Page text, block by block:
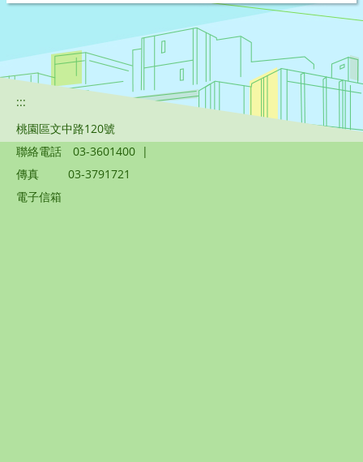
:::
桃園區文中路120號
聯絡電話
03-3601400 |
傳真
03-3791721
電子信箱